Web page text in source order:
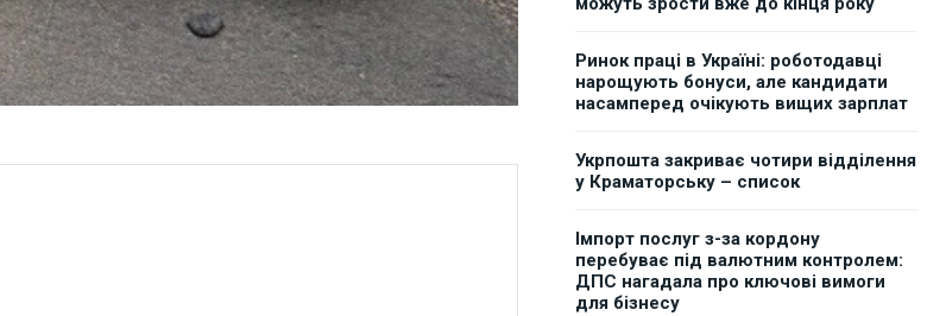
Ринок праці в Україні: роботодавці
нарощують бонуси, але кандидати
насамперед очікують вищих зарплат
Укрпошта закриває чотири відділення
у Краматорську – список
Імпорт послуг з-за кордону
перебуває під валютним контролем:
ДПС нагадала про ключові вимоги
для бізнесу